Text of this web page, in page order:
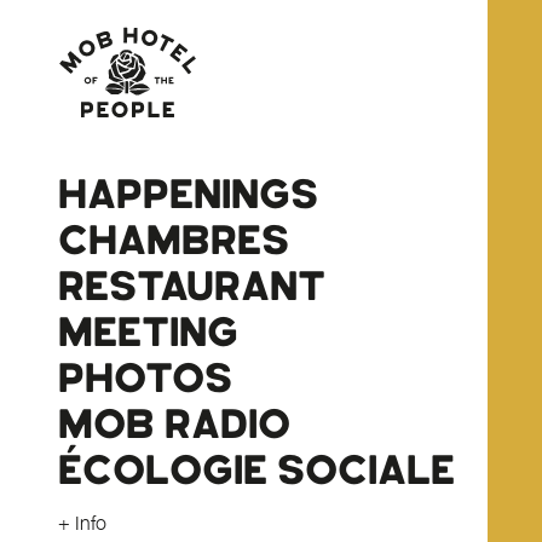
HAPPENINGS
CHAMBRES
RESTAURANT
MEETING
PHOTOS
MOB RADIO
ÉCOLOGIE SOCIALE
+ Info